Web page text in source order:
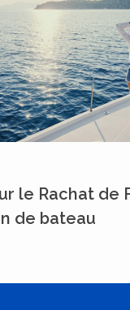
le Rachat de
de bateau